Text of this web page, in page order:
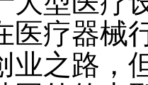
医疗器械
业之路，